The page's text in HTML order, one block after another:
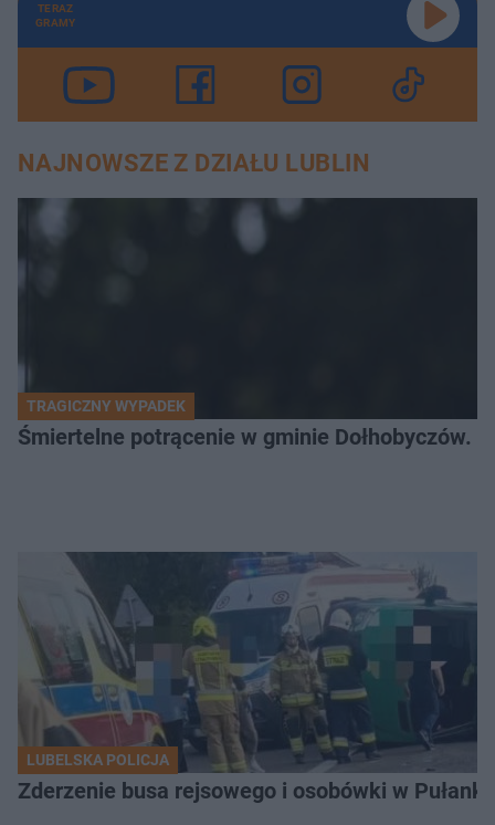
TERAZ
GRAMY
NAJNOWSZE Z DZIAŁU LUBLIN
TRAGICZNY WYPADEK
Śmiertelne potrącenie w gminie Dołhobyczów.
LUBELSKA POLICJA
Zderzenie busa rejsowego i osobówki w